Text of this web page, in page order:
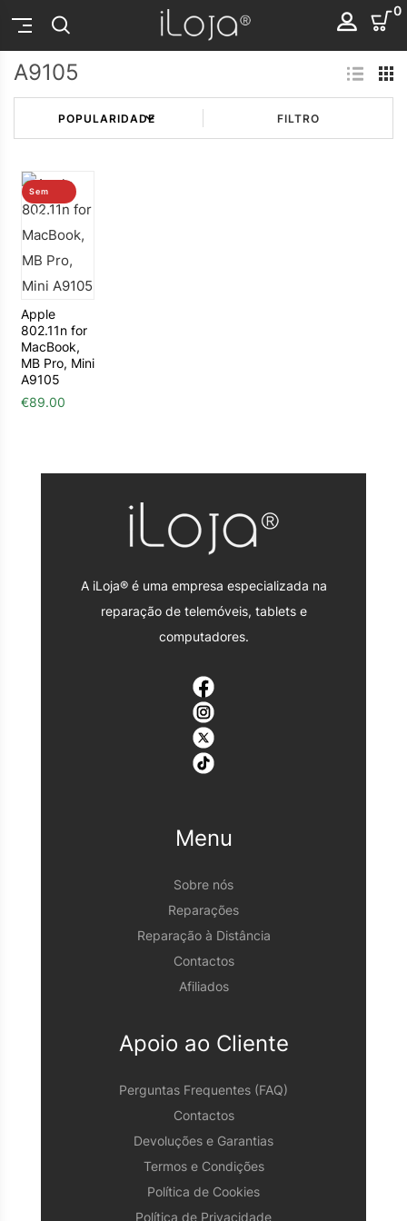
0
A9105
FILTRO
Sem
stock
Apple
802.11n for
MacBook,
MB Pro, Mini
A9105
€89.00
A iLoja® é uma empresa especializada na
reparação de telemóveis, tablets e
computadores.
Menu
Sobre nós
Reparações
Reparação à Distância
Contactos
Afiliados
Apoio ao Cliente
Perguntas Frequentes (FAQ)
Contactos
Devoluções e Garantias
Termos e Condições
Política de Cookies
Política de Privacidade